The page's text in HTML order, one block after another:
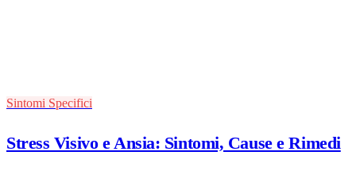
Sintomi Specifici
Stress Visivo e Ansia: Sintomi, Cause e Rimedi